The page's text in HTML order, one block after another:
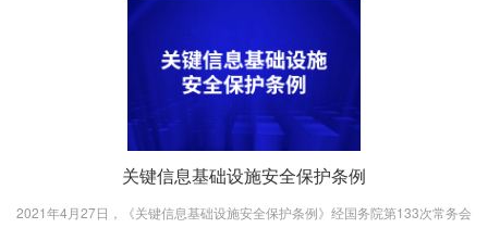
​关键信息基础设施安全保护条例
2021年4月27日，《关键信息基础设施安全保护条例》经国务院第133次常务会